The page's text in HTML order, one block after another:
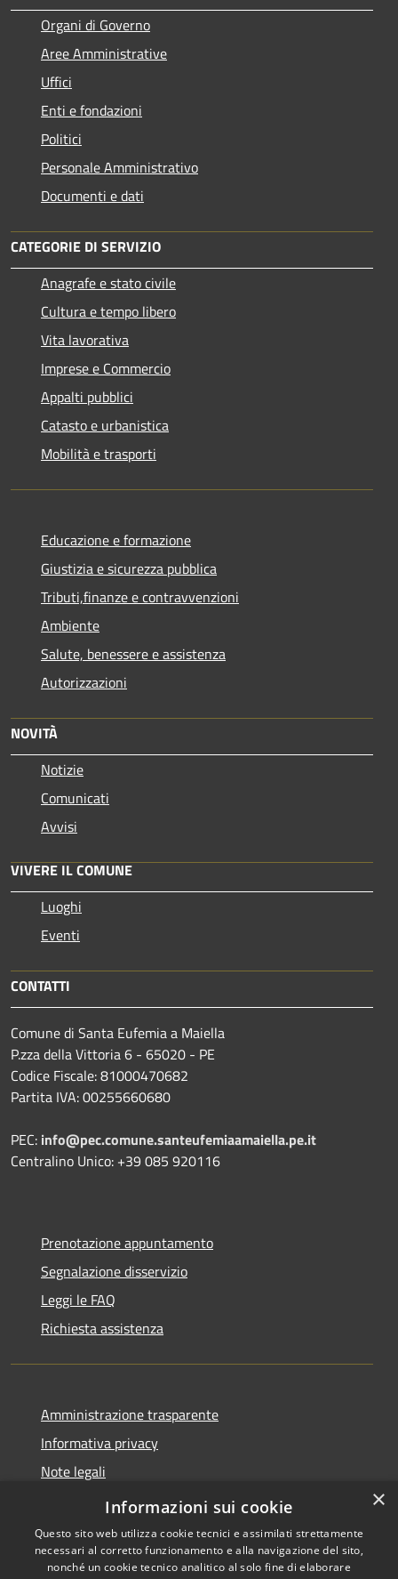
Organi di Governo
Aree Amministrative
Uffici
Enti e fondazioni
Politici
Personale Amministrativo
Documenti e dati
CATEGORIE DI SERVIZIO
Anagrafe e stato civile
Cultura e tempo libero
Vita lavorativa
Imprese e Commercio
Appalti pubblici
Catasto e urbanistica
Mobilità e trasporti
Educazione e formazione
Giustizia e sicurezza pubblica
Tributi,finanze e contravvenzioni
Ambiente
Salute, benessere e assistenza
Autorizzazioni
NOVITÀ
Notizie
Comunicati
Avvisi
VIVERE IL COMUNE
Luoghi
Eventi
CONTATTI
Comune di Santa Eufemia a Maiella
P.zza della Vittoria 6 - 65020 - PE
Codice Fiscale: 81000470682
Partita IVA: 00255660680
PEC: info@pec.comune.santeufemiaamaiella.pe.it
Centralino Unico: +39 085 920116
Prenotazione appuntamento
Segnalazione disservizio
Leggi le FAQ
Richiesta assistenza
Amministrazione trasparente
Informativa privacy
Note legali
Dichiarazione di accessibilità
×
Informazioni sui cookie
Questo sito web utilizza cookie tecnici e assimilati strettamente
necessari al corretto funzionamento e alla navigazione del sito,
nonché un cookie tecnico analitico al solo fine di elaborare